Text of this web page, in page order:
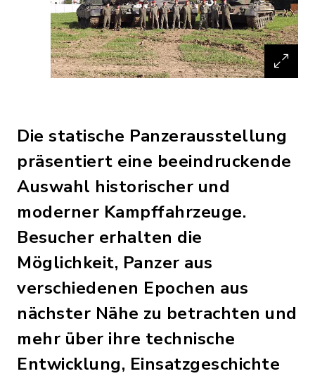
Die statische Panzerausstellung
präsentiert eine beeindruckende
Auswahl historischer und
moderner Kampffahrzeuge.
Besucher erhalten die
Möglichkeit, Panzer aus
verschiedenen Epochen aus
nächster Nähe zu betrachten und
mehr über ihre technische
Entwicklung, Einsatzgeschichte